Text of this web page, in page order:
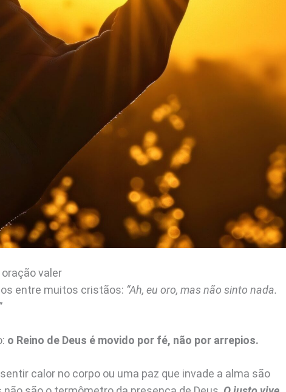
oração valer
entre muitos cristãos: “Ah, eu oro, mas não sinto nada.
o Reino de Deus é movido por fé, não por arrepios.
calor no corpo ou uma paz que invade a alma são